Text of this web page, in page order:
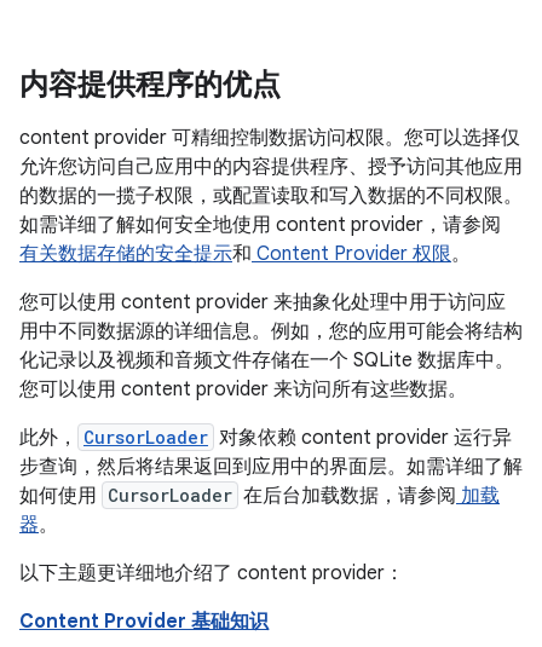
内容提供程序的优点
content provider 可精细控制数据访问权限。您可以选择仅
允许您访问自己应用中的内容提供程序、授予访问其他应用
的数据的一揽子权限，或配置读取和写入数据的不同权限。
如需详细了解如何安全地使用 content provider，请参阅
有关数据存储的安全提示和 Content Provider 权限。
您可以使用 content provider 来抽象化处理中用于访问应
用中不同数据源的详细信息。例如，您的应用可能会将结构
化记录以及视频和音频文件存储在一个 SQLite 数据库中。
您可以使用 content provider 来访问所有这些数据。
此外，
CursorLoader 对象依赖 content provider 运行异
步查询，然后将结果返回到应用中的界面层。如需详细了解
如何使用 CursorLoader 在后台加载数据，请参阅 加载
器。
以下主题更详细地介绍了 content provider：
Content Provider 基础知识